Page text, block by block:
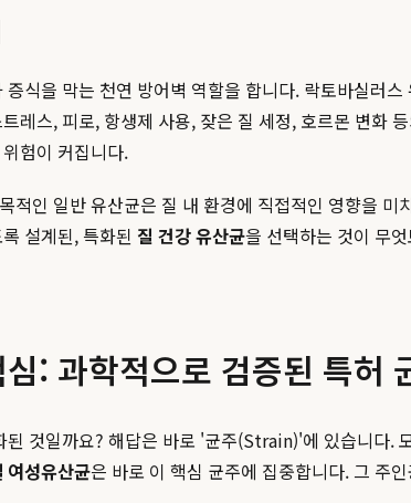
식을 막는 천연 방어벽 역할을 합니다. 락토바실
레스, 피로, 항생제 사용, 잦은 질 세정, 호르몬 변화
험이 커집니다.
적인 일반 유산균은 질 내 환경에 직접적인 영향을
설계된, 특화된 질 건강 유산균을 선택하는 것이 무
: 과학적으로 검증된 특허
것일까요? 해답은 바로 '균주(Strain)'에 있습니다.
여성유산균은 바로 이 핵심 균주에 집중합니다. 그